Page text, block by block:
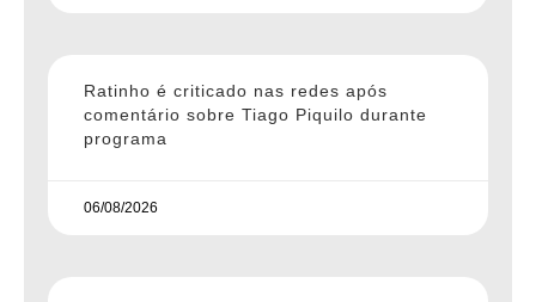
Ratinho é criticado nas redes após
comentário sobre Tiago Piquilo durante
programa
06/08/2026